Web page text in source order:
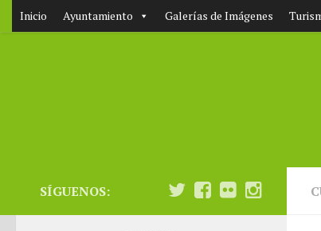
Inicio Ayuntamiento Galerías de Imágenes
SÍGUENOS: